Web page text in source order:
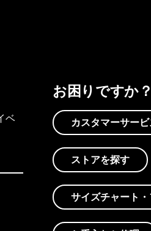
ベ
お困りですか？
カスタマーサー
ストアを探す
サイズチャート